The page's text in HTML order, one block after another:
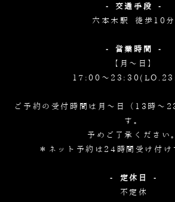
- 交通手段 -
六本木駅 徒歩10分
- 営業時間 -
【月～日】
17:00～
ご予約の受付時間は月～日（13時～
す。
予めご了承ください
＊ネット予約は24時間受け付け
- 定休日 -
不定休